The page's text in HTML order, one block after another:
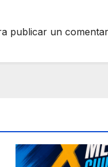
publicar un